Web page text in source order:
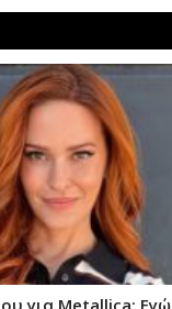
για Metallica: Εγώ